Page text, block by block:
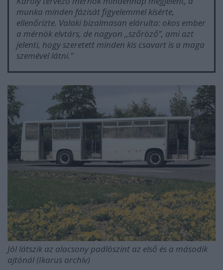
munka minden fázisát figyelemmel kísérte,
ellenőrizte. Valaki bizalmasan elárulta: okos ember
a mérnök elvtárs, de nagyon ,,szőröző”, ami azt
jelenti, hogy szeretett minden kis csavart is a maga
szemével látni."
Jól látszik az alacsony padlószint az első és a második
ajtónál (Ikarus archív)